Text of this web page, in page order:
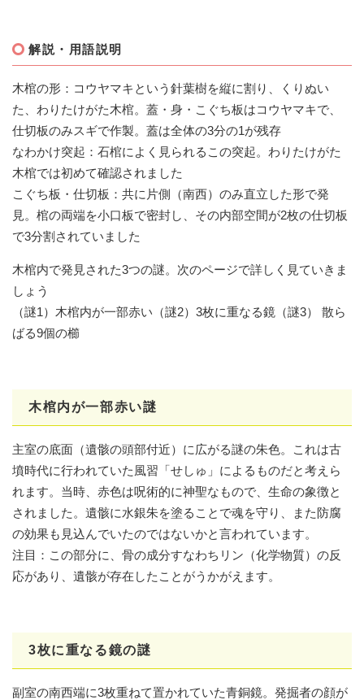
解説・用語説明
木棺の形：コウヤマキという針葉樹を縦に割り、くりぬい
た、わりたけがた木棺。蓋・身・こぐち板はコウヤマキで、
仕切板のみスギで作製。蓋は全体の3分の1が残存
なわかけ突起：石棺によく見られるこの突起。わりたけがた
木棺では初めて確認されました
こぐち板・仕切板：共に片側（南西）のみ直立した形で発
見。棺の両端を小口板で密封し、その内部空間が2枚の仕切板
で3分割されていました
木棺内で発見された3つの謎。次のページで詳しく見ていきま
しょう
（謎1）木棺内が一部赤い（謎2）3枚に重なる鏡（謎3） 散ら
ばる9個の櫛
木棺内が一部赤い謎
主室の底面（遺骸の頭部付近）に広がる謎の朱色。これは古
墳時代に行われていた風習「せしゅ」によるものだと考えら
れます。当時、赤色は呪術的に神聖なもので、生命の象徴と
されました。遺骸に水銀朱を塗ることで魂を守り、また防腐
の効果も見込んでいたのではないかと言われています。
注目：この部分に、骨の成分すなわちリン（化学物質）の反
応があり、遺骸が存在したことがうかがえます。
3枚に重なる鏡の謎
副室の南西端に3枚重ねて置かれていた青銅鏡。発掘者の顔が